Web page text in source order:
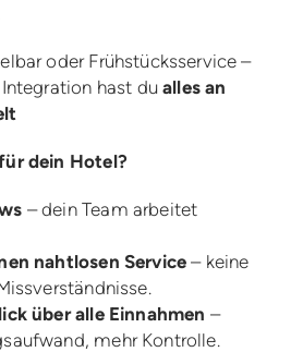
oder Frühstücksservice –
hast dualles an
dein Hotel?
– dein Team arbeitet
nahtlosen Service – keine
über alle Einnahmen –
mehr Kontrolle.